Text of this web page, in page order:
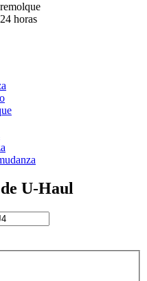
horas
U-Haul